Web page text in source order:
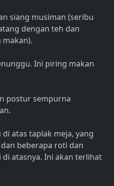
siang musiman (seribu
dengan teh dan
Ini piring makan
postur sempurna
atas taplak meja, yang
beberapa roti dan
atasnya. Ini akan terlihat